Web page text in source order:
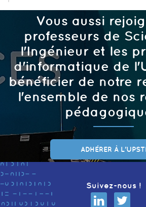
Vous aussi
professeurs de
l'Ingénieur et les
d'informatique de
bénéficier de notre
l'ensemble de nos
ADHÉRER À L'UPSTI
Suivez-nous !